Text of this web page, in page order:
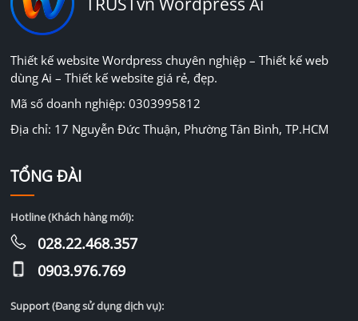
Thiết kế website Wordpress chuyên nghiệp – Thiết kế web
dùng Ai – Thiết kế website giá rẻ, đẹp.
Mã số doanh nghiệp: 0303995812
Địa chỉ: 17 Nguyễn Đức Thuận, Phường Tân Bình, TP.HCM
TỔNG ĐÀI
Hotline (Khách hàng mới):
028.22.468.357
0903.976.769
Support (Đang sử dụng dịch vụ):